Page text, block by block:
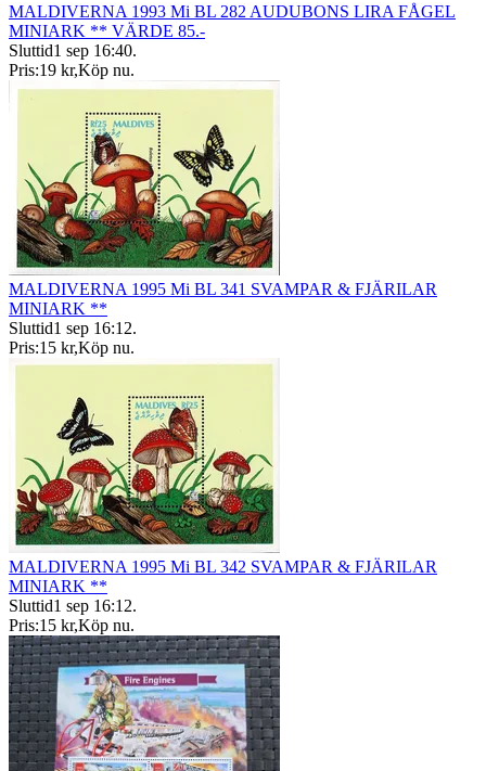
MALDIVERNA 1993 Mi BL 282 AUDUBONS LIRA FÅGEL
MINIARK ** VÄRDE 85.-
Sluttid1 sep 16:40.
Pris:19 kr,Köp nu.
MALDIVERNA 1995 Mi BL 341 SVAMPAR & FJÄRILAR
MINIARK **
Sluttid1 sep 16:12.
Pris:15 kr,Köp nu.
MALDIVERNA 1995 Mi BL 342 SVAMPAR & FJÄRILAR
MINIARK **
Sluttid1 sep 16:12.
Pris:15 kr,Köp nu.